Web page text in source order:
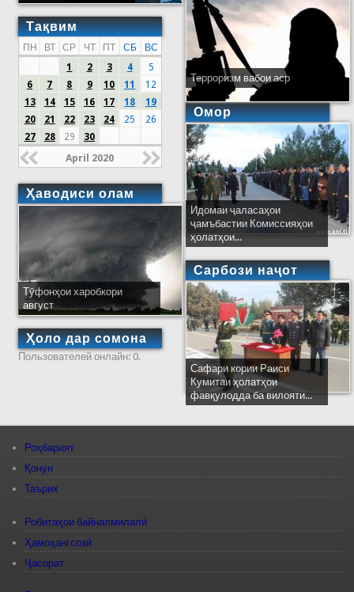
Тақвим
ПН ВТ СР ЧТ ПТ СБ
ВС
1
2 3 4
5
6
7 8 9 10 11
12
13
14 15 16 17 18
19
20
21 22 23 24 25
26
27
28 29 30
April 2020
Ҳаводиси олам
Тӯфонҳои харобкори
август
Ҳоло дар сомона
Пользователей онлайн: 0.
Терроризм вабои аср
Омор
Идомаи ҷаласаҳои
ҷамъбастии Комиссияҳои
ҳолатҳои...
Сарбози наҷот
Сафари кории Раиси
Кумитаи ҳолатҳои
фавқулодда ба вилояти...
Роҳбарият
Қонун
Таърих
Робитаҳои байналмилалӣ
Ҳамоҳангсозӣ
Ҷасорат